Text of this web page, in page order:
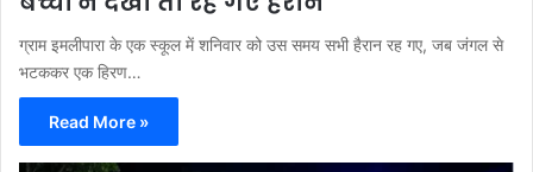
ग्राम इमलीपारा के एक स्कूल में शनिवार को उस समय सभी हैरान रह गए, जब जंगल से
भटककर एक हिरण…
Read More »